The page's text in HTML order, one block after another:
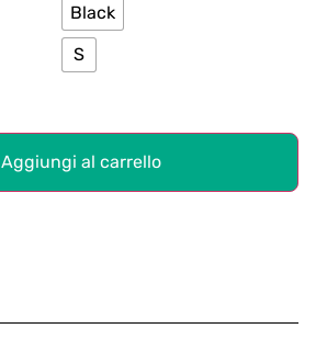
Black
S
Aggiungi al carrello